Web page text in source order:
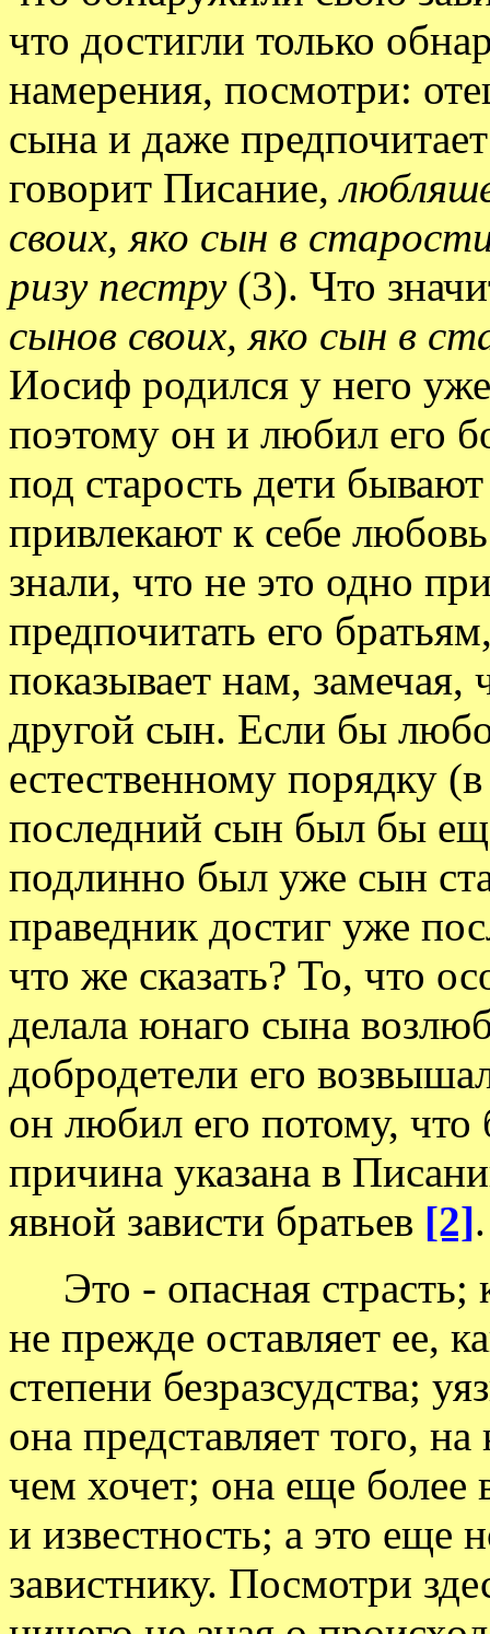
что достигли только
намерения, посмотри:
сына и даже
говорит Писание,
своих, яко сын в
ризу пестру (3). Что
сынов своих, яко сын в
Иосиф родился у него
поэтому он и любил его
под старость дети
привлекают к себе
знали, что не это одно
предпочитать его
показывает нам,
другой сын. Если бы
естественному порядку
последний сын был бы
подлинно был уже сын
праведник достиг уже
что же сказать? То, что
делала юнаго сына
добродетели его
он любил его потому, что
причина указана в
явной зависти братьев [2].
Это - опасная страсть;
не прежде оставляет ее,
степени безразсудства;
она представляет того,
чем хочет; она еще более
и известность; а это еще
завистнику. Посмотри